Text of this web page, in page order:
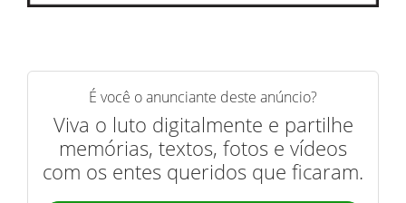
É você o anunciante deste anúncio?
Viva o luto digitalmente e partilhe
memórias, textos, fotos e vídeos
com os entes queridos que ficaram.